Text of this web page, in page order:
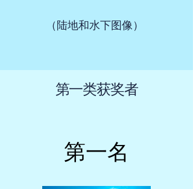
（陆地和水下图像）
第一类获奖者
第一名
第一名